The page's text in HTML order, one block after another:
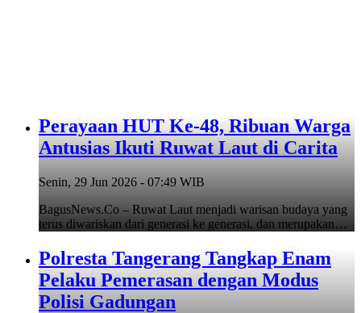
Perayaan HUT Ke-48, Ribuan Warga
Antusias Ikuti Ruwat Laut di Carita
Senin, 29 Jun 2026 - 07:49 WIB
BagusNews.Co – Ruwat Laut menjadi warisan budaya yang
terus diwariskan dari generasi ke generasi, dan merupakan…
Polresta Tangerang Tangkap Enam
Pelaku Pemerasan dengan Modus
Polisi Gadungan